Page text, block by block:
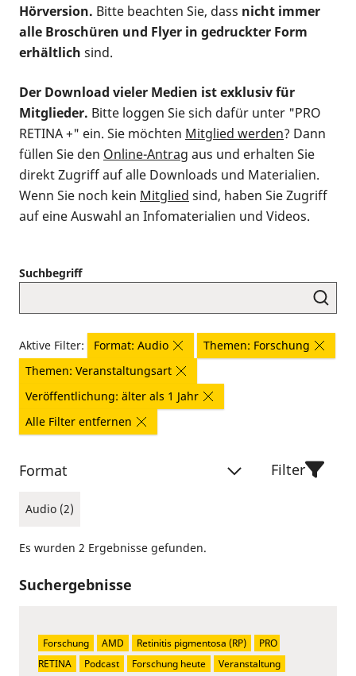
Hörversion. Bitte beachten Sie, dass nicht immer
alle Broschüren und Flyer in gedruckter Form
erhältlich sind.
Der Download vieler Medien ist exklusiv für
Mitglieder. Bitte loggen Sie sich dafür unter "PRO
RETINA +" ein. Sie möchten Mitglied werden? Dann
füllen Sie den Online-Antrag aus und erhalten Sie
direkt Zugriff auf alle Downloads und Materialien.
Wenn Sie noch kein Mitglied sind, haben Sie Zugriff
auf eine Auswahl an Infomaterialien und Videos.
Suchbegriff
Aktive Filter: Format: Audio
Themen: Forschung
Themen: Veranstaltungsart
Veröffentlichung: älter als 1 Jahr
Alle Filter entfernen
Format
Audio (2)
Filter
Es wurden 2 Ergebnisse gefunden.
Suchergebnisse
Forschung AMD Retinitis pigmentosa (RP)
PRO
RETINA
Podcast Forschung heute Veranstaltung